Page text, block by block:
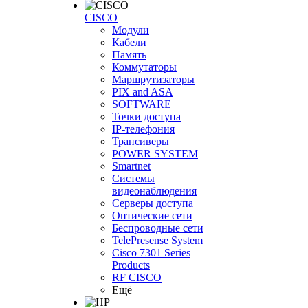
CISCO
Модули
Кабели
Память
Коммутаторы
Маршрутизаторы
PIX and ASA
SOFTWARE
Точки доступа
IP-телефония
Трансиверы
POWER SYSTEM
Smartnet
Системы
видеонаблюдения
Серверы доступа
Оптические сети
Беспроводные сети
TelePresense System
Cisco 7301 Series
Products
RF CISCO
Ещё